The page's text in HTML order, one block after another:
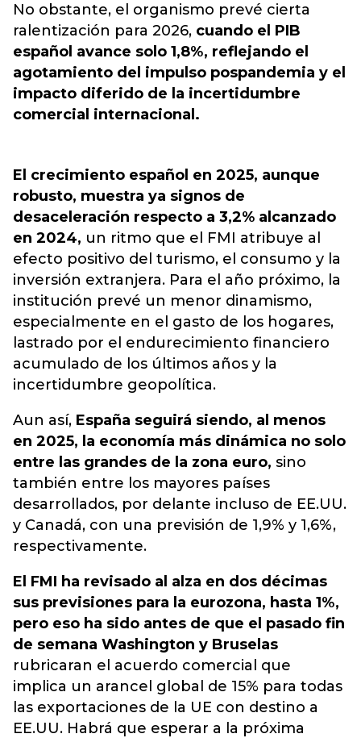
No obstante, el organismo prevé cierta
ralentización para 2026, cuando el PIB
español avance solo 1,8%, reflejando el
agotamiento del impulso pospandemia y el
impacto diferido de la incertidumbre
comercial internacional.
El crecimiento español en 2025, aunque
robusto, muestra ya signos de
desaceleración respecto a 3,2% alcanzado
en 2024, un ritmo que el FMI atribuye al
efecto positivo del turismo, el consumo y la
inversión extranjera. Para el año próximo, la
institución prevé un menor dinamismo,
especialmente en el gasto de los hogares,
lastrado por el endurecimiento financiero
acumulado de los últimos años y la
incertidumbre geopolítica.
Aun así, España seguirá siendo, al menos
en 2025, la economía más dinámica no solo
entre las grandes de la zona euro, sino
también entre los mayores países
desarrollados, por delante incluso de EE.UU.
y Canadá, con una previsión de 1,9% y 1,6%,
respectivamente.
El FMI ha revisado al alza en dos décimas
sus previsiones para la eurozona, hasta 1%,
pero eso ha sido antes de que el pasado fin
de semana Washington y Bruselas
rubricaran el acuerdo comercial que
implica un arancel global de 15% para todas
las exportaciones de la UE con destino a
EE.UU. Habrá que esperar a la próxima